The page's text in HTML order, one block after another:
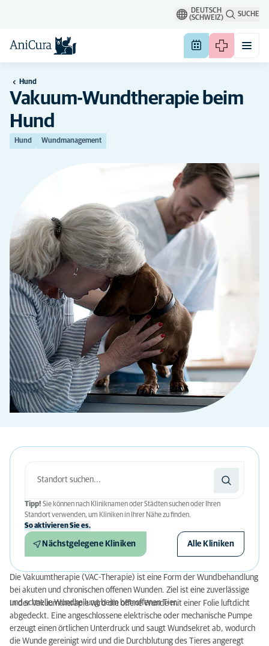
DEUTSCH
(SCHWEIZ)
SUCHE
Hund
Vakuum-Wundtherapie beim
Hund
Hund Wundmanagement
Tipp! Sie können nach Kliniknamen oder Städten suchen oder Ihren
Standort verwenden, um Kliniken in Ihrer Nähe zu finden.
So aktivieren Sie es.
Nächstgelegene Kliniken Alle Kliniken
Die Vakuumtherapie (VAC-Therapie) ist eine Form der Wundbehandlung
bei akuten und chronischen offenen Wunden. Ziel ist eine zuverlässige
und schnelle Wundheilung beim betroffenen Tier.
In der Vakuumtherapie wird die offene Wunde mit einer Folie luftdicht
abgedeckt. Eine angeschlossene elektrische oder mechanische Pumpe
erzeugt einen örtlichen Unterdruck und saugt Wundsekret ab, wodurch
die Wunde gereinigt wird und die Durchblutung des Tieres angeregt